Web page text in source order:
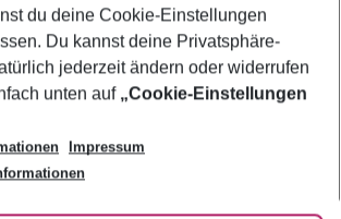
ändern
du deine Cookie-Einstellungen
Du kannst deine Privatsphäre-
jederzeit ändern oder widerrufen
unten auf „Cookie-Einstellungen
Impressum